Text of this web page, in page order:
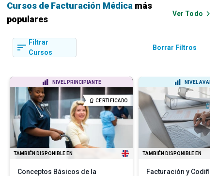
Cursos de Facturación Médica más
populares
Ver Todo
Filtrar
Cursos
Borrar Filtros
NIVEL PRINCIPIANTE
CERTIFICADO
TAMBIÉN DISPONIBLE EN
Conceptos Básicos de la
NIVEL
TAMBIÉN DISPONIBLE EN
Facturación y